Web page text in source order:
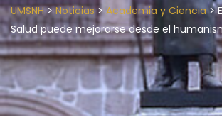
UMSNH>Noticias> Academia y Ciencia>
Salud puede mejorarse desde el